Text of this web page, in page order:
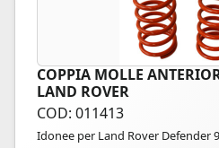
COPPIA MOLLE
LAND ROVER
COD: 011413
Idonee per Land Rover Defender